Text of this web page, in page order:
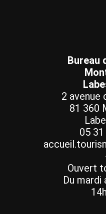
Bureau
2 avenue
81 360
05 31
Ouvert
Du mardi